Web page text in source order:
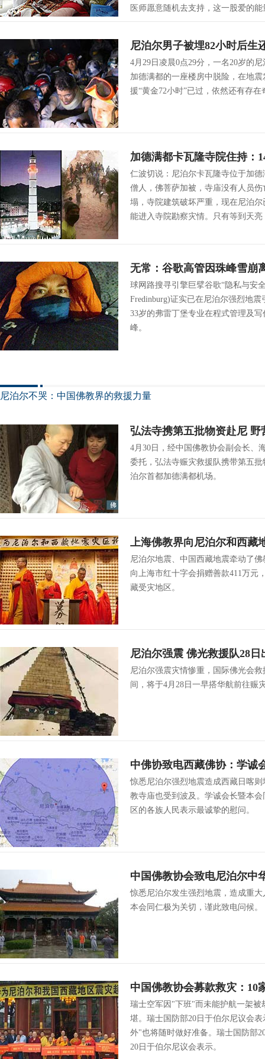
医师愿意随机去支持，这一股爱的
尼泊尔男子被埋82小时后生
4月29日凌晨0点29分，一名20岁的
加德满都的一座楼房中脱险，在地
援“黄金72小时”已过，依然还有存
加德满都卡瓦隆寺院住持：
仁波切说：尼泊尔卡瓦隆寺位于加
僧人，佛菩萨加被，寺庙没有人员
塌，寺院建筑破坏严重，现在尼泊
能进入寺院勘察灾情。只有等到天
无常：谷歌高管因珠峰雪崩
球网路搜寻引擎巨擘谷歌“隐私与安
Fredinburg)证实已在尼泊尔强烈地
33岁的弗雷丁堡专业在程式管理及
峰。
尼泊尔不哭：中国佛教界的救援力量
弘法寺携第五批物资赴尼
4月30日，经中国佛教协会副会长、
委托，弘法寺赈灾救援队携带第五
泊尔首都加德满都机场。
上海佛教界向尼泊尔和西藏
尼泊尔地震、中国西藏地震牵动了
向上海市红十字会捐赠善款411万元
藏受灾地区。
尼泊尔强震 佛光救援队28日
尼泊尔强震灾情惨重，国际佛光会
间，将于4月28日一早搭华航前往赈
中佛协致电西藏佛协：学诚
惊悉尼泊尔强烈地震造成西藏日喀
教寺庙也受到波及。学诚会长暨本
区的各族人民表示最诚挚的慰问。
中国佛教协会致电尼泊尔中
惊悉尼泊尔发生强烈地震，造成重
本会同仁极为关切，谨此致电问候。
中国佛教协会募款救灾：10
瑞士空军因"下班"而未能护航一架被
堪。瑞士国防部20日于伯尔尼议会
外"也将随时做好准备。瑞士国防部
20日于伯尔尼议会表示。